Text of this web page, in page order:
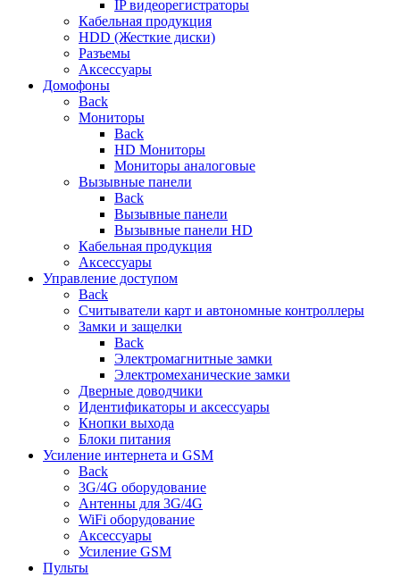
IP видеорегистраторы
Кабельная продукция
HDD (Жесткие диски)
Разъемы
Аксессуары
Домофоны
Back
Мониторы
Back
HD Мониторы
Мониторы аналоговые
Вызывные панели
Back
Вызывные панели
Вызывные панели HD
Кабельная продукция
Аксессуары
Управление доступом
Back
Считыватели карт и автономные контроллеры
Замки и защелки
Back
Электромагнитные замки
Электромеханические замки
Дверные доводчики
Идентификаторы и аксессуары
Кнопки выхода
Блоки питания
Усиление интернета и GSM
Back
3G/4G оборудование
Антенны для 3G/4G
WiFi оборудование
Аксессуары
Усиление GSM
Пульты